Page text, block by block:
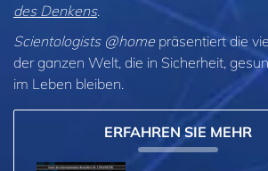
des Denkens.
Scientologists @home präsentiert die
der ganzen Welt, die in Sicherheit,
im Leben bleiben.
ERFAHREN SIE MEHR